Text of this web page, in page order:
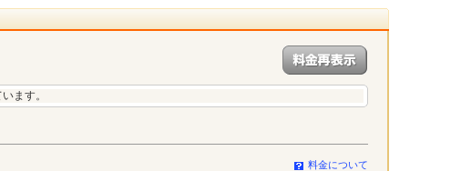
ます。
料金について